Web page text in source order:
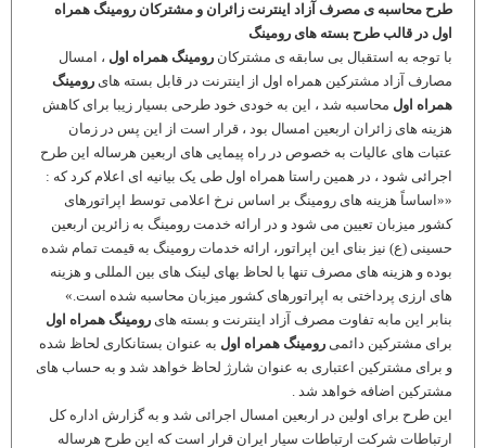
طرح محاسبه ی مصرف آزاد اینترنت زائران و مشترکان رومینگ همراه
اول در قالب طرح بسته های رومینگ
با توجه به استقبال بی سابقه ی مشترکان رومینگ همراه اول ، امسال
مصارف آزاد مشترکین همراه اول از اینترنت در قابل بسته های رومینگ
همراه اول محاسبه شد ، این به خودی خود طرحی بسیار زیبا برای کاهش
هزینه های زائران اربعین امسال بود ، قرار است از این پس در زمان
عتبات های عالیات به خصوص در راه پیمایی های اربعین هرساله این طرح
اجرائی شود ، در همین راستا همراه اول طی یک بیانیه ای اعلام کرد که :
««اساساً هزینه های رومینگ بر اساس نرخ اعلامی توسط اپراتورهای
کشور میزبان تعیین می شود و در ارائه خدمت رومینگ به زائرین اربعین
حسینی (ع) نیز بنای این اپراتور، ارائه خدمات رومینگ به قیمت تمام شده
بوده و هزینه های مصرف تنها با لحاظ بهای لینک های بین المللی و هزینه
های ارزی پرداختی به اپراتورهای کشور میزبان محاسبه شده است.»
بنابر این مابه تفاوت مصرف آزاد اینترنت و بسته های رومینگ همراه اول
برای مشترکین دائمی رومینگ همراه اول به عنوان بستانکاری لحاظ شده
و برای مشترکین اعتباری به عنوان شارژ لحاظ خواهد شد و به حساب های
مشترکین اضافه خواهد شد .
این طرح برای اولین در اربعین امسال اجرائی شد و به گزارش اداره کل
ارتباطات شرکت ارتباطات سیار ایران قرار است که این طرح هرساله